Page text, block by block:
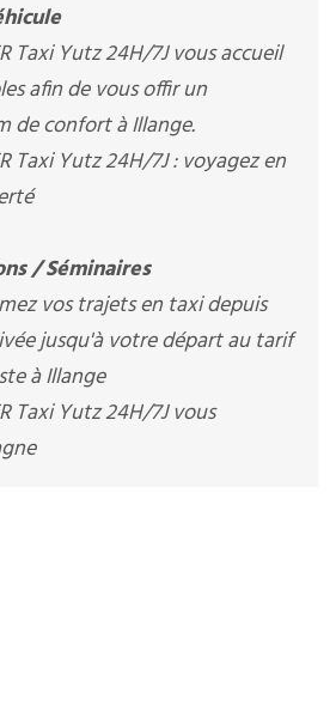
Taxi Yutz 24H/7J vous accueil
afin de vous offir un
de confort à Illange.
Taxi Yutz 24H/7J : voyagez en
/ Séminaires
vos trajets en taxi depuis
jusqu'à votre départ au tarif
à Illange
Taxi Yutz 24H/7J vous